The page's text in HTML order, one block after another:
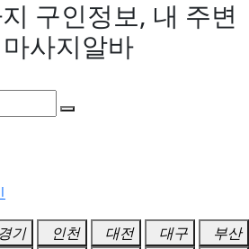
구인정보, 내 주변
사지알바
경기 인천 대전 대구
부산